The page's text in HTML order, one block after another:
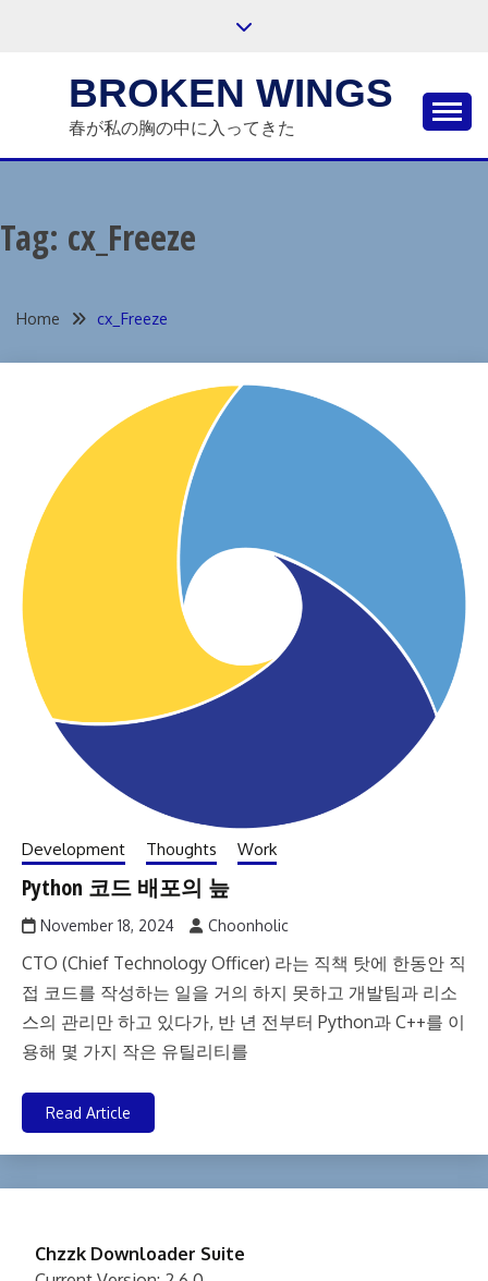
BROKEN WINGS
春が私の胸の中に入ってきた
Tag: cx_Freeze
Home cx_Freeze
Development Thoughts Work
Python 코드 배포의 늪
November 18, 2024 Choonholic
CTO (Chief Technology Officer) 라는 직책 탓에 한동안 직
접 코드를 작성하는 일을 거의 하지 못하고 개발팀과 리소
스의 관리만 하고 있다가, 반 년 전부터 Python과 C++를 이
용해 몇 가지 작은 유틸리티를
Read Article
Chzzk Downloader Suite